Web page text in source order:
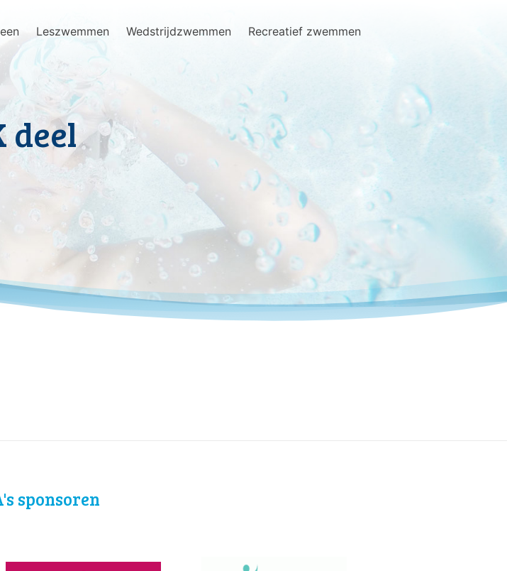
Leszwemmen Wedstrijdzwemmen
Recreatief zwemmen
for:
deel
sponsoren